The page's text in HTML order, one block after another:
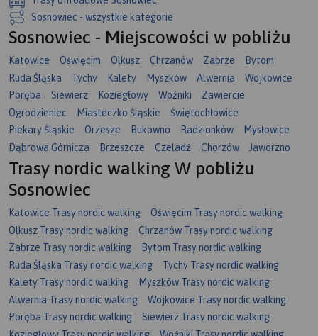
Sosnowiec - wszystkie kategorie
Sosnowiec - Miejscowości w pobliżu
Katowice Oświęcim Olkusz Chrzanów Zabrze
Bytom
Ruda Śląska
Tychy Kalety Myszków Alwernia
Wojkowice
Poręba
Siewierz Koziegłowy Woźniki
Zawiercie
Ogrodzieniec
Miasteczko Śląskie
Świętochłowice
Piekary Śląskie
Orzesze Bukowno Radzionków
Mysłowice
Dąbrowa Górnicza
Brzeszcze Czeladź Chorzów Jaworzno
Trasy nordic walking W pobliżu
Sosnowiec
Katowice Trasy nordic walking
Oświęcim Trasy nordic walking
Olkusz Trasy nordic walking
Chrzanów Trasy nordic walking
Zabrze Trasy nordic walking
Bytom Trasy nordic walking
Ruda Śląska Trasy nordic walking
Tychy Trasy nordic walking
Kalety Trasy nordic walking
Myszków Trasy nordic walking
Alwernia Trasy nordic walking
Wojkowice Trasy nordic walking
Poręba Trasy nordic walking
Siewierz Trasy nordic walking